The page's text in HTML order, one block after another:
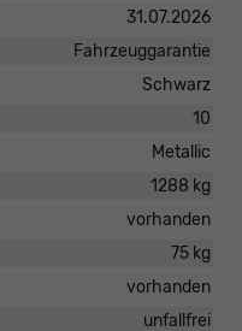
31.07.2026
Fahrzeuggarantie
Schwarz
10
Metallic
1288 kg
vorhanden
75 kg
vorhanden
unfallfrei